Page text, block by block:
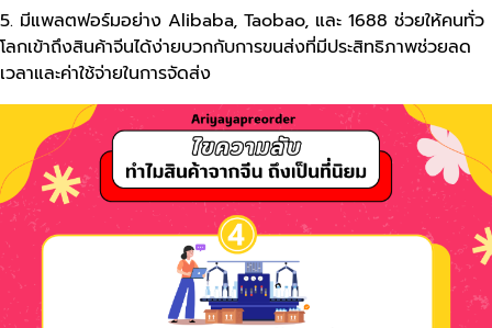
5. มีแพลตฟอร์มอย่าง Alibaba, Taobao, และ 1688 ช่วยให้คนทั่ว
โลกเข้าถึงสินค้าจีนได้ง่ายบวกกับการขนส่งที่มีประสิทธิภาพช่วยลด
เวลาและค่าใช้จ่ายในการจัดส่ง